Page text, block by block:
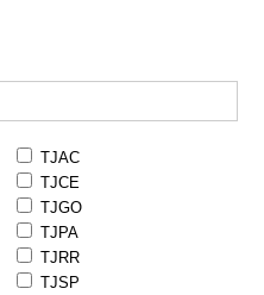
TJAC
TJCE
TJGO
TJPA
TJRR
TJSP